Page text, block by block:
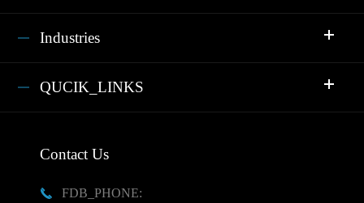
Industries
QUCIK_LINKS
Contact Us

FDB_PHONE: